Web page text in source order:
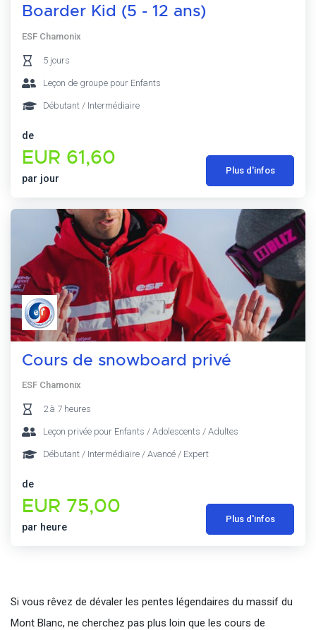
Boarder Kid (5 - 12 ans)
ESF Chamonix
5 jours
Leçon de groupe pour Enfants
Débutant / Intermédiaire
de
EUR 61,60
par jour
Plus d'infos
Cours de snowboard privé
ESF Chamonix
2 à 7 heures
Leçon privée pour Enfants / Adolescents / Adultes
Débutant / Intermédiaire / Avancé / Expert
de
EUR 75,00
par heure
Plus d'infos
Si vous rêvez de dévaler les pentes légendaires du massif du
Mont Blanc, ne cherchez pas plus loin que les cours de